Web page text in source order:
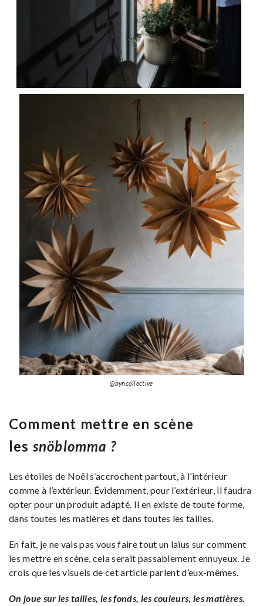
@byncollective
Comment mettre en scène
les snöblomma ?
Les étoiles de Noël s’accrochent partout, à l’intérieur
comme à l’extérieur. Évidemment, pour l’extérieur, il faudra
opter pour un produit adapté. Il en existe de toute forme,
dans toutes les matières et dans toutes les tailles.
En fait, je ne vais pas vous faire tout un laïus sur comment
les mettre en scène, cela serait passablement ennuyeux. Je
crois que les visuels de cet article parlent d’eux-mêmes.
On joue sur les tailles, les fonds, les couleurs, les matières.